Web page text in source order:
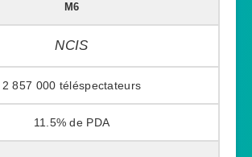
M6
NCIS
2 857 000
11.5%